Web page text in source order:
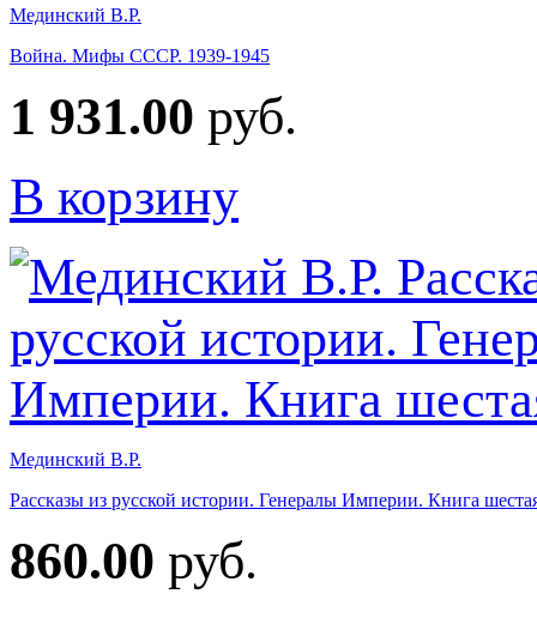
Мединский В.Р.
Война. Мифы СССР. 1939-1945
1 931.00 руб.
В корзину
Мединский В.Р.
Рассказы из русской истории. Генералы Империи. Книга
860.00 руб.